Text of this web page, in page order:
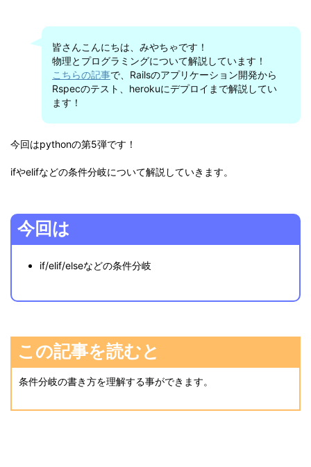
皆さんこんにちは、みやちゃです！
物理とプログラミングについて解説しています！
こちらの記事で、Railsのアプリケーション開発から
Rspecのテスト、herokuにデプロイまで解説してい
ます！
今回はpythonの第5弾です！
ifやelifなどの条件分岐について解説していきます。
今回は
if/elif/elseなどの条件分岐
この記事を読むと
条件分岐の書き方を理解する事ができます。